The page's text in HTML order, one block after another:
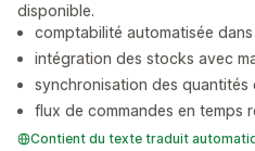
disponible.
comptabilité automatisée
intégration des stocks avec
synchronisation des quantités
flux de commandes en temps
Contient du texte traduit